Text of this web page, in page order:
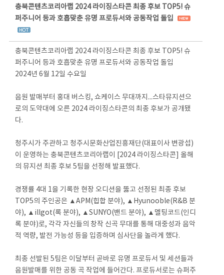
충북콘텐츠코리아랩 2024 라이징스타콘 최종 후보 TOP5! 슈
퍼주니어 등과 호흡맞춘 유명 프로듀서와 공동작업 돌입
충북콘텐츠코리아랩 2024 라이징스타콘 최종 후보 TOP5! 슈
퍼주니어 등과 호흡맞춘 유명 프로듀서와 공동작업 돌입
2024년 6월 12일 수요일
음원 발매부터 홍대 버스킹, 쇼케이스 무대까지...스타뮤지션으
로의 도약대에 오른 2024 라이징스타콘의 최종 후보가 공개됐
다.
청주시가 주관하고 청주시문화산업진흥재단(대표이사 변광섭)
이 운영하는 충북콘텐츠코리아랩이 [2024 라이징스타콘] 올해
의 뮤지션 최종 후보 5팀을 선정해 발표했다.
경쟁률 4대 1을 기록한 현장 오디션을 뚫고 선정된 최종 후보
TOP5의 주인공은 ▲APM(힙합 분야), ▲Hyunooble(R&B 분
야), ▲illgot(록 분야), ▲SUNYO(밴드 분야), ▲멜팅코드(인디
록 분야)로, 각각 자신들의 창작 신곡 무대를 통해 대중성과 음악
적 역량, 발전 가능성 등을 입증하며 심사단을 놀라게 했다.
최종 선발된 5팀은 이달부터 곧바로 유명 프로듀서 및 세션들과
음원발매를 위한 공동 곡 작업에 들어간다. 프로듀서로는 슈퍼주